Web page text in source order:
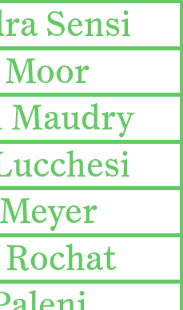
Sensi